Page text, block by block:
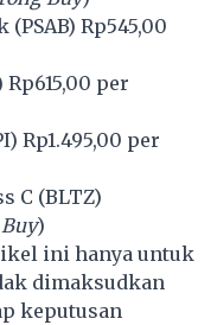
(PSAB) Rp545,00
Rp615,00 per
) Rp1.495,00 per
C (BLTZ)
)
ini hanya untuk
dimaksudkan
keputusan